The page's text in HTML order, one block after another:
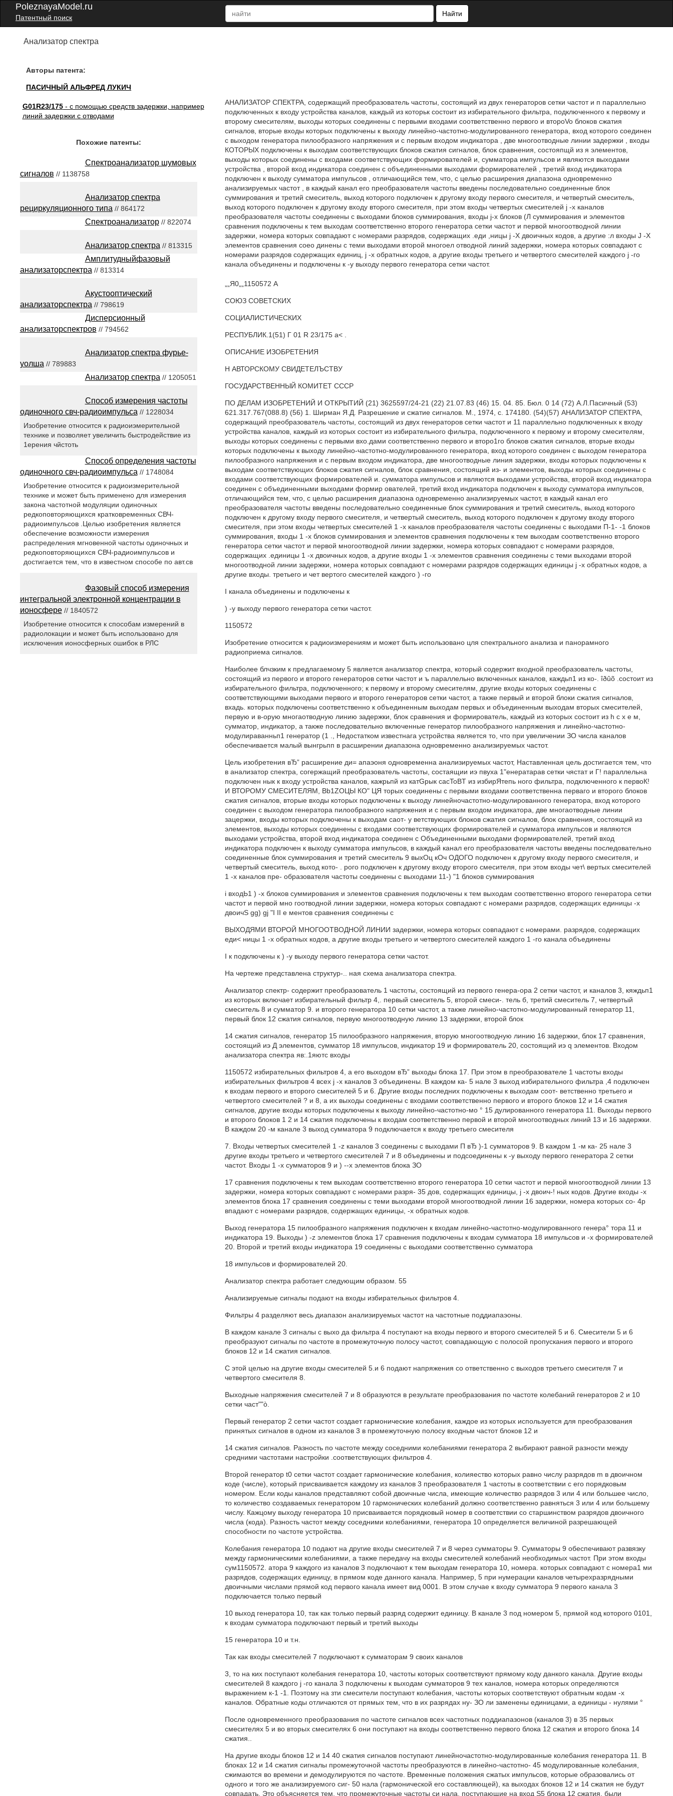
PoleznayaModel.ru
Патентный поиск
Найти
Анализатор спектра
Авторы патента:
ПАСИЧНЫЙ АЛЬФРЕД ЛУКИЧ
G01R23/175- с помощью средств задержки, например
линий задержки с отводами
АНАЛИЗАТОР СПЕКТРА, содержащий преобразователь частоты, состоящий из двух генераторов сетки частот и п параллельно
подключенных к входу устройства каналов, каждый из которьк состоит из избирательного фильтра, подключенного к первому и
второму смесителям, выходы которых соединены с первыми входами соответственно первого и втоpoVo блоков сжатия
сигналов, вторые входы которых подключены к выходу линейно-частотно-модулированного генератора, вход которого соединен
с выходом генератора пилообразного напряжения и с первым входом индикатора , две многоотводные линии задержки , входы
КОТОРЫХ подключены к выходам соответствующих блоков сжатия сигналов, блок сравнения, состояпщй из я элементов,
выходы которых соединены с входами соответствующих формирователей и, сумматора импульсов и являются выходами
устройства , второй вход индикатора соединен с объединенными выходами формирователей , третий вход индикатора
подключен к выходу сумматора импульсов , отличающийся тем, что, с целью расширения диапазона одновременно
анализируемых частот , в каждый канал его преобразователя частоты введены последовательно соединенные блок
суммирования и третий смеситель, выход которого подключен к другому входу первого смесителя, и четвертый смеситель,
выход которого подключен к другому входу второго смесителя, при этом входы четвертых смесителей j -х каналов
преобразователя частоты соединены с выходами блоков суммирования, входы j-х блоков (Л суммирования и элементов
сравнения подключены к тем выходам соответственно второго генератора сетки частот и первой многоотводной линии
задержки, номера которых совпадают с номерами разрядов, содержащих .еди ,ницы j -X двоичных кодов, а другие :л входы J -X
элементов сравнения соео динены с теми выходами второй многоел отводной линий задержки, номера которых совпадают с
номерами разрядов содержащих единиц, j -х обратных кодов, а другие входы третьего и четвертого смесителей каждого j -го
канала объединены и подключены к -у выходу первого генератора сетки частот.
„„Я0„„1150572 А
СОЮЗ СОВЕТСКИХ
СОЦИАЛИСТИЧЕСКИХ
РЕСПУБЛИК.1(51) Г 01 R 23/175 a< .
ОПИСАНИЕ ИЗОБРЕТЕНИЯ
Н АВТОРСКОМУ СВИДЕТЕЛЪСТВУ
ГОСУДАРСТВЕННЫЙ КОМИТЕТ СССР
ПО ДЕЛАМ ИЗОБРЕТЕНИЙ И ОТКРЫТИЙ (21) 3625597/24-21 (22) 21.07.83 (46) 15. 04. 85. Бюл. 0 14 (72) А.Л.Пасичный (53)
621.317.767(088.8) (56) 1. Ширман Я.Д. Разрешение и сжатие сигналов. М., 1974, с. 174180. (54)(57) АНАЛИЗАТОР СПЕКТРА,
содержащий преобразователь частоты, состоящий из двух генераторов сетки частот и 11 параллельно подключенных к входу
устройства каналов, каждый из которых состоит из избирательного фильтра, подключенного к первому и второму смесителям,
выходы которых соединены с первыми вхо.дами соответственно первого и второ1го блоков сжатия сигналов, вторые входы
которых подключены к выходу линейно-частотно-модулированногo генератора, вход которого соединен с выходом генератора
пилообразного напряжения и с первым входом индикатора, две многоотводные линия задержки, входы которых подключены к
выходам соответствующих блоков сжатия сигналов, блок сравнения, состоящий из- и элементов, выходы которых соединены с
входами соответствующих формирователей и. сумматора импульсов и являются выходами устройства, второй вход индикатора
соединен с объединенными выходами формир ователей, третий вход индикатора подключен к выходу сумматора импульсов,
отличающийся тем, что, с целью расширения диапазона одновременно анализируемых частот, в каждый канал его
преобразователя частоты введены последовательно соединенные блок суммирования и третий смеситель, выход которого
подключен к другому входу первого смесителя, и четвертый смеситель, выход которого подключен к другому входу второго
смесителя, при этом входы четвертых смесителей 1 -х каналов преобразователя частоты соединены с выходами П-1- -1 блоков
суммирования, входы 1 -х блоков суммирования и элементов сравнения подключены к тем выходам соответственно второго
генератора сетки частот и первой многоотводной линии задержки, номера которых совпадают с номерами разрядов,
содержащих .единицы 1 -х двоичных кодов, а другие входы 1 -х элементов сравнения соединены с теми выходами второй
многоотводной линии задержки, номера которых совпадают с номерами разрядов содержащих единицы j -x обратных кодов, а
другие входы. третьего и чет вертого смесителей каждого ) -го
I канала объединены и подключены к
) -у выходу первого генератора сетки частот.
1150572
Изобретение относится к радиоизмерениям и может быть использовано цля спектрального анализа и панорамного
радиоприема сигналов.
Наиболее блчзким к предлагаемому 5 является анализатор спектра, который содержит входной преобразователь частоты,
состоящий из первого и второго генераторов сетки частот и ъ параллельно включенных каналов, каждьп1 из ко-. îðûõ .состоит из
избирательного фильтра, подключенного; к первому и второму смесителям, другие входы которых соединены с
соответствующими выходами первого и второго генераторов сетки частот, а также первый и второй блоки сжатия сигналов,
вхадь. которых подключены соответственно к объединенным выходам первых и объединенным выходам вторых смесителей,
первую и в-орую многаотводную линию задержки, блок сравнения и формирователь, каждый из которых состоит из h с х е м,
сумматор, индикатор, а также последовательно включенные генератор пилообразного напряжения и линейно-частотно-
модулираванньп1 генератор (1 ., Недостатком известнага устройства является то, что при увеличении ЗО числа каналов
обеспечивается малый вынгрьпп в расширении диапазона одновременно анализируемых частот.
Цель изобретения вЂ” расширение ди= апаэоня одновременна анализируемых частот, Наставленная цель достигается тем, что
в анализатор спектра, согержащий преобразователь частоты, состаящии иэ пвуха 1"енератарав сетки чястат и Г! параллельна
подключен нык к входу устройства каналов, кажpьпй из катGрык сасToBT из избирЯтепь ного фильтра, подключенного к первоК!
И ВТОРОМУ СМЕCИТЕЛЯМ, Bb1ZОЦЫ КО" ЦЯ торых соединены с первыми входами соответственна первагo и второго блоков
сжатия сигналов, вторые входы которых подключены к выходу линейночастотно-модулированного генератора, вход которого
соединен с выходом генератора пилообразного напряжения и с первым входом индикатора, две многаотводные линии
зацержки, входы которых подключены к выходам саот- у ветствующих блоков сжатия сигналов, блок сравнения, состоящий из
элементов, выходы которых соединены с входами соответствующих формирователей и сумматора импульсов и являются
выходами устройства, второй вход индикатора соединен с Объединенными выходами формирователей, третий вход
индикатора подключен к выходу сумматора импульсов, в каждый канал его преобразователя частоты введены последовательно
соединенные блок суммирования и третий смеситель 9 выхОц кОч ОДОГО подключен к другому входу первого смесителя, и
четвертый смеситель, выход кото- . рого подключен к другому входу второго смесителя, при этом входы чет\ вертых смесителей
1 -х каналов пре- образователя частоты соединены с выходами 11-) "1 блоков суммирования
i входЬ1 ) -х блоков суммирования и элементов сравнения подключены к тем выходам соответственно второго генератора сетки
частот и первой мно гоотводной линии задержки, номера которых совпадают с номерами разрядов, содержащих единицы -х
двоичS gg) gj "I II e ментов сравнения соединены с
ВЫХОДЯМИ ВТОРОЙ МНОГООТВОДНОЙ ЛИНИИ задержки, номера которых совпадают с номерами. разрядов, содержащих
еди< ницы 1 -х обратных кодов, а другие входы третьего и четвертого смесителей каждого 1 -го канала объединены
I к подключены к ) -у выходу первого генератора сетки частот.
На чертеже представлена структур-.. ная схема анализатора спектра.
Анализатор спектр- содержит преобразователь 1 частоты, состоящий из первого генера-ора 2 сетки частот, и каналов 3, кяждьп1
из которых включает избирательный фильтр 4,. первый смеситель 5, второй смеси-. тель б, третий смеситель 7, четвертый
смеситель 8 и сумматор 9. и второго генератора 10 сетки частот, а также линейно-частотно-модулированный генератор 11,
первый блок 12 сжатия сигналов, первую многоотводную линию 13 задержки, второй блок
14 сжатия сигналов, генератор 15 пилообразного напряжения, вторую многоотводную линию 16 задержки, блок 17 сравнения,
состоящий иэ Д элементов, сумматор 18 импульсов, индикатор 19 и формирователь 20, состоящий иэ q элементов. Входом
анализатора спектра яв:.1яютс входы
1150572 избирательных фильтров 4, а его выходом вЂ” выходы блока 17. При этом в преобразователе 1 частоты входы
избирательных фильтров 4 всех j -х каналов 3 объединены. В каждом ка- 5 нале 3 выход избирательного фильтра ,4 подключен
к входам первого и второго смесителей 5 и 6. Другие входы последних подключены к выходам соот- ветственно третьего и
четвертого смесителей ? и 8, а их выходы соединены с входами соответственно первого и второго блоков 12 и 14 сжатия
сигналов, другие входы которых подключены к выходу линейно-частотно-мо ° 15 дулированного генератора 11. Выходы первого
и второго блоков 1 2 и 14 сжатия подключены к входам соответственно первой и второй многоотводных линий 13 и 16 задержки.
В каждом 20 -м канале 3 выход сумматора 9 подключается к входу третьего смесителя
7. Входы четвертых смесителей 1 -z каналов 3 соединены с выходами П вЂ )-1 сумматоров 9. В каждом 1 -м ка- 25 нале 3
другие входы третьего и четвертого смесителей 7 и 8 объединены и подсоединены к -у выходу первого генератора 2 сетки
частот. Входы 1 -х сумматоров 9 и ) --х элементов блока ЗО
17 сравнения подключены к тем выходам соответственно второго генератора 10 сетки частот и первой многоотводной линии 13
задержки, номера которых совпадают с номерами разря- 35 дов, содержащих единицы, j -х двоич-! ных кодов. Другие входы -х
элементов блока 17 сравнения соединены с теми выходами второй многоотводной линии 16 задержки, номера которых со- 4р
впадают с номерами разрядов, содержащих единицы, -х обратных кодов.
Выход генератора 15 пилообразного напряжения подключен к входам линейно-частотно-модулированного генера° тора 11 и
индикатора 19. Выходы ) -z элементов блока 17 сравнения подключены к входам сумматора 18 импульсов и -х формирователей
20. Второй и третий входы индикатора 19 соединены с выходами соответственно сумматора
18 импульсов и формирователей 20.
Анализатор спектра работает следующим образом. 55
Анализируемые сигналы подают на входы избирательных фильтров 4.
Фильтры 4 разделяют весь диапазон анализируемых частот на частотные поддиапаэоны.
В каждом канале 3 сигналы с выхо да фильтра 4 поступают на входы первого и второго смесителей 5 и 6. Смесители 5 и 6
преобразуют сигналы по частоте в промежуточную полосу частот, совпадающую с полосой пропускания первого и второго
блоков 12 и 14 сжатия сигналов.
С этой целью на другие входы смесителей 5.и 6 подают напряжения со ответственно с выходов третьего смесителя 7 и
четвертого смесителя 8.
Выходные напряжения смесителей 7 и 8 образуются в результате преобразования по частоте колебаний генераторов 2 и 10
сетки част""ò.
Первый генератор 2 сетки частот создает гармонические колебания, каждое из которых используется для преобразования
принятых сигналов в одном из каналов 3 в промежуточную полосу входньм частот блоков 12 и
14 сжатия сигналов. Разность по частоте между соседними колебаниями генератора 2 выбирают равной разности между
средними частотами настройки .соответствующих фильтров 4.
Второй генератор t0 сетки частот создает гармонические колебания, колияество которых равно числу разрядов m в двоичном
коде (числе), который присваивается каждому из каналов 3 преобразователя 1 частоты в соответствии с его порядковым
номером. Если коды каналов представляют собой двоичные числа, имеющие количество разрядов 3 или 4 или большее число,
то количество создаваемых генератором 10 гармонических колебаний должно соответственно равняться 3 или 4 или большему
числу. Кажцому выходу генератора 10 присваивается порядковый номер в соответствии со старшинством разрядов двоичного
числа (кода). Разность частот между соседними колебаниями, генератора 10 определяется величиной разрешающей
способности по частоте устройства.
Колебания генератора 10 подают на другие входы смесителей 7 и 8 через сумматоры 9. Сумматоры 9 обеспечивают развязку
между гармоническими колебаниями, а также передачу на входы смесителей колебаний необходимых частот. При этом входы
сум1150572. атора 9 каждого из каналов 3 подключают к тем выходам генератора 10, номера. которых совпадают с номера1 ми
разрядов, содержащих единицу, в прямом коде данного канала. Например, 5 при нумерации каналов четырехразрядными
двоичными числами прямой код первого канала имеет вид 0001. В этом случае к входу сумматора 9 первого канала 3
подключается только первый
10 выход генератора 10, так как только первый разряд содержит единицу. В канале 3 под номером 5, прямой код которого 0101,
к входам сумматора подключают первый и третий выходы
15 генератора 10 и т.н.
Так как входы смесителей 7 подключают к сумматорам 9 своих каналов
3, то на ких поступают колебания генератора 10, частоты которых соответствуют прямому коду данкого канала. Другие входы
смесителей 8 каждого j -го канала 3 подключены к выходам сумматоров 9 тех каналов, номера которых определяются
выражением к-1 -1. Поэтому на зти смесители поступают колебания, частоты которых соответствуют обратным кодам -х
каналов. Обратные коды отличаются от прямых тем, что в их разрядах ну- ЗО ли заменены единицами, а единицы - нулями °
После одновременного преобразования по частоте сигналов всех частотных поддиапазонов (каналов 3) в 35 первых
смесителях 5 и во вторых смесителях 6 они поступают на входы соответственно первого блока 12 сжатия и второго блока 14
сжатия..
На другие входы блоков 12 и 14 40 сжатия сигналов поступают линейночастотно-модулированные колебания генератора 11. В
блоках 12 и 14 сжатия сигналы промежуточной частоты преобразуются в линейно-частотно- 45 модулированные колебания,
сжимаются во времени и демодулируются по частоте. Временные положения сжатых импульсов, которые образовались от
одного и того же анализируемого сиг- 50 нала (гармонической его составляющей), ка выходах блоков 12 и 14 сжатия не будут
совпадать. Это объясняется тем, что промежуточные частоты си нала, поступающие на вход S5 блока 12 сжатия, были
Похожие патенты:
Спектроанализатор шумовых
сигналов // 1138758
Анализатор спектра
рециркуляционного типа // 864172
Спектроанализатор// 822074
Анализатор спектра // 813315
Амплитудныйфазовый
анализаторспектра // 813314
Акустооптический
анализаторспектра // 798619
Дисперсионный
анализаторспектров // 794562
Анализатор спектра фурье-
уолша // 789883
Анализатор спектра // 1205051
Способ измерения частоты
одиночного свч-радиоимпульса // 1228034
Изобретение относится к радиоиэмерительной
технике и позволяет увеличить быстродействие из
1ерения чйстоть
Способ определения частоты
одиночного свч-радиоимпульса // 1748084
Изобретение относится к радиоизмерительной
технике и может быть применено для измерения
закона частотной модуляции одиночных
редкоповторяющихся кратковременных СВЧ-
радиоимпульсов .Целью изобретения является
обеспечение возможности измерения
распределения мгновенной частоты одиночных и
редкоповторяющихся СВЧ-радиоимпульсов и
достигается тем, что в известном способе по авт.св
Фазовый способ измерения
интегральной электронной концентрации в
ионосфере// 1840572
Изобретение относится к способам измерений в
радиолокации и может быть использовано для
исключения ионосферных ошибок в РЛС